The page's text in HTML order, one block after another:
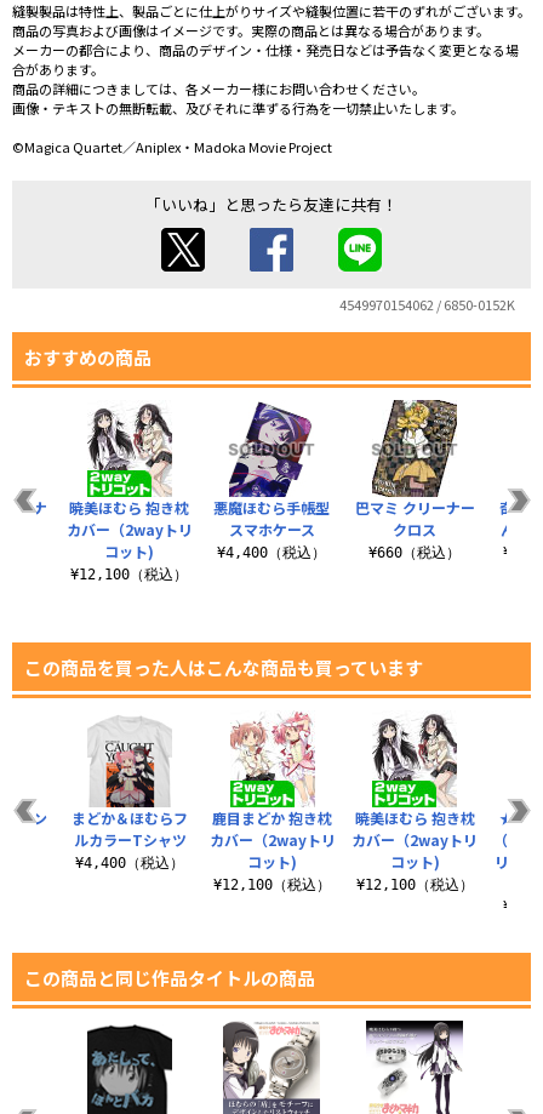
縫製製品は特性上、製品ごとに仕上がりサイズや縫製位置に若干のずれがございます。
商品の写真および画像はイメージです。実際の商品とは異なる場合があります。
メーカーの都合により、商品のデザイン・仕様・発売日などは予告なく変更となる場
合があります。
商品の詳細につきましては、各メーカー様にお問い合わせください。
画像・テキストの無断転載、及びそれに準ずる行為を一切禁止いたします。
©Magica Quartet／Aniplex・Madoka Movie Project
「いいね」と思ったら友達に共有！
4549970154062 / 6850-0152K
おすすめの商品
悪魔ほむら手帳型
スマホケース
¥4,400（税込）
巴マミ クリーナー
クロス
¥660（税込）
奇跡
んだ
ーナ
暁美ほむら 抱き枕
カバー（2wayトリ
コット)
¥12,100（税込）
この商品を買った人はこんな商品も買っています
鹿目まどか 抱き枕
カバー（2wayトリ
コット)
¥12,100（税込）
暁美ほむら 抱き枕
カバー（2wayトリ
コット)
¥12,100（税込）
★限
（ア
リフ
リン
まどか＆ほむらフ
ルカラーTシャツ
¥4,400（税込）
この商品と同じ作品タイトルの商品